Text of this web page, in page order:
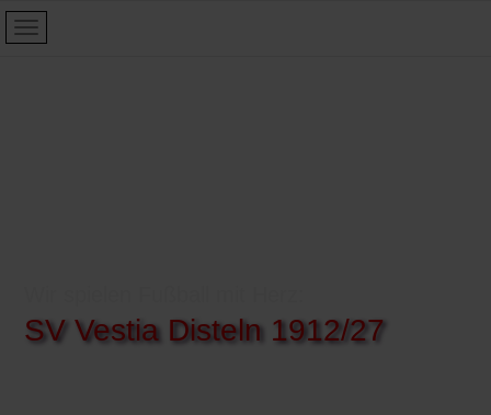
SV Vestia Disteln 1912/27